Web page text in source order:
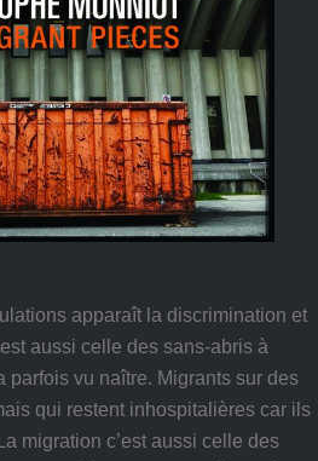
apparaît la discrimination et
aussi celle des sans-abris à
parfois vu naître. Migrants sur des
qui restent inhospitalières car ils
migration c’est aussi celle des